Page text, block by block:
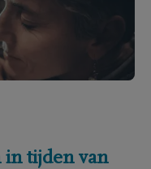
in tijden van